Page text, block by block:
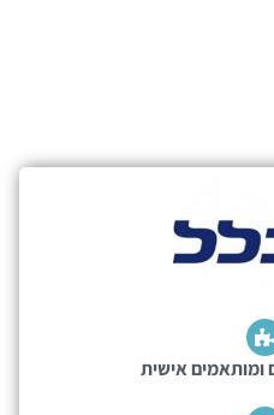
ומותאמים אישית